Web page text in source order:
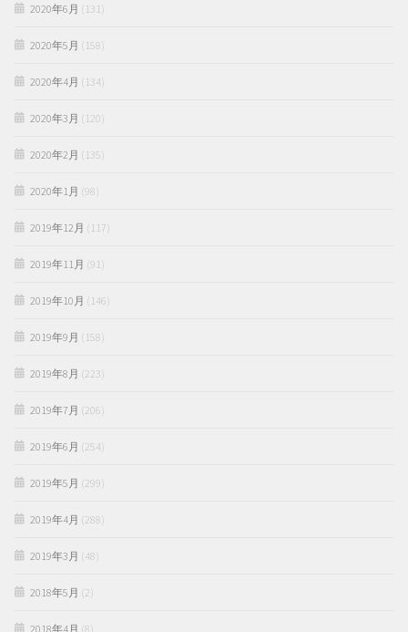
2020年6月 (131)
2020年5月 (158)
2020年4月 (134)
2020年3月 (120)
2020年2月 (135)
2020年1月 (98)
2019年12月 (117)
2019年11月 (91)
2019年10月 (146)
2019年9月 (158)
2019年8月 (223)
2019年7月 (206)
2019年6月 (254)
2019年5月 (299)
2019年4月 (288)
2019年3月 (48)
2018年5月 (2)
2018年4月 (8)